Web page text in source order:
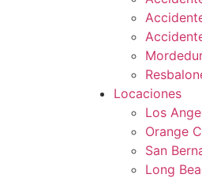
Locaciones
Los
Orange
San
Long